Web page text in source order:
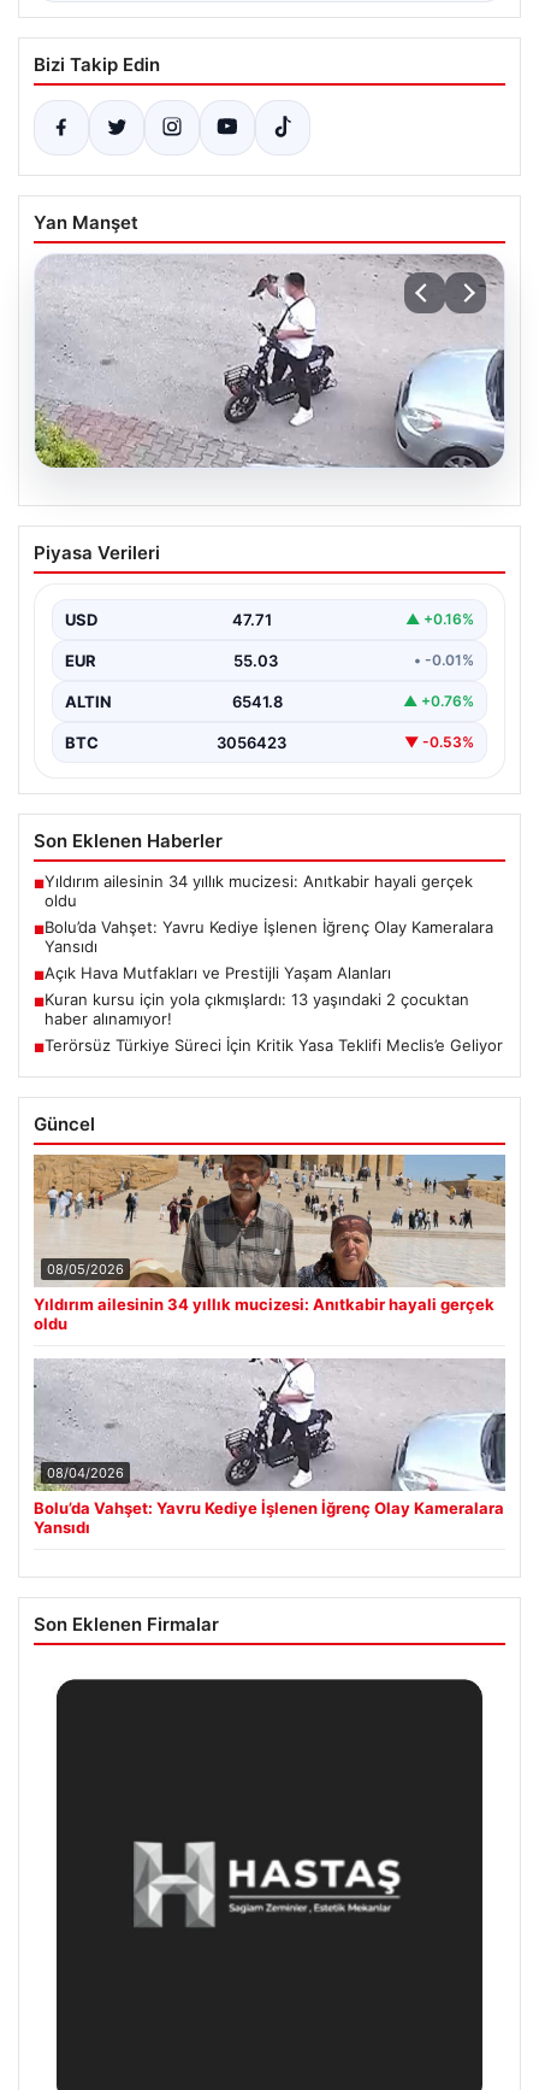
Bizi Takip Edin
Yan Manşet
Bolu’da Vahşet: Yavru Kediye İşlenen
İğrenç Olay Kameralara Yansıdı
günlerde meydana gelen korkutucu olay, bölgedeki
sakinleri derinden sarstı. Elektrikli…
Piyasa Verileri
USD 47.71 ▲ +0.16%
EUR 55.03 • -0.01%
ALTIN 6541.8 ▲ +0.76%
BTC 3056423 ▼ -0.53%
Son Eklenen Haberler
■Yıldırım ailesinin 34 yıllık mucizesi: Anıtkabir hayali gerçek
oldu
■Bolu’da Vahşet: Yavru Kediye İşlenen İğrenç Olay Kameralara
Yansıdı
■Açık Hava Mutfakları ve Prestijli Yaşam Alanları
■Kuran kursu için yola çıkmışlardı: 13 yaşındaki 2 çocuktan
haber alınamıyor!
■Terörsüz Türkiye Süreci İçin Kritik Yasa Teklifi Meclis’e Geliyor
Güncel
08/05/2026
Yıldırım ailesinin 34 yıllık mucizesi: Anıtkabir hayali gerçek
oldu
08/04/2026
Bolu’da Vahşet: Yavru Kediye İşlenen İğrenç Olay Kameralara
Yansıdı
Son Eklenen Firmalar